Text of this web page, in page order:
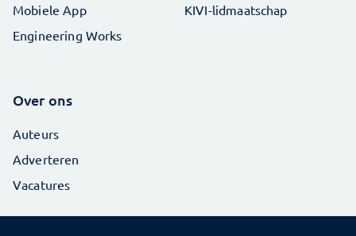
Mobiele App
Engineering Works
KIVI-lidmaatschap
Over ons
Auteurs
Adverteren
Vacatures